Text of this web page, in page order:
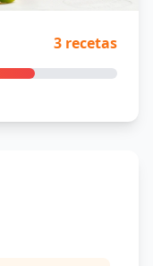
3 recetas